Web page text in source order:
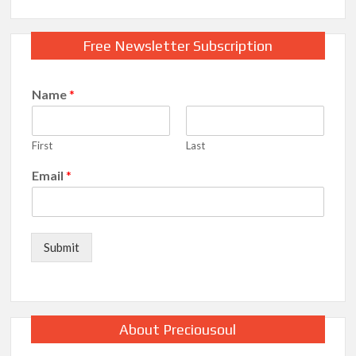
Free Newsletter Subscription
Name*
First Last
Email*
Submit
About Preciousoul